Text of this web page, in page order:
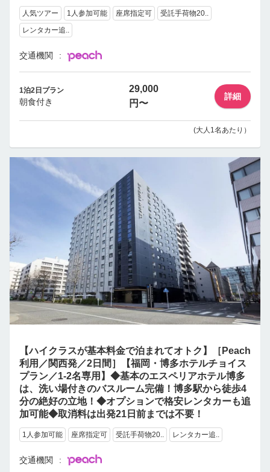
人気ツアー 1人参加可能 座席指定可
受託手荷物20..
レンタカー追..
交通機関
1泊2日プラン
朝食付き
29,000
円〜
詳細
(大人1名あたり）
【ハイクラスが基本料金で泊まれてオトク】［Peach
利用／関西発／2日間］【福岡・博多ホテルチョイス
プラン／1-2名専用】◆基本のエスペリアホテル博多
は、洗い場付きのバスルーム完備！博多駅から徒歩4
分の絶好の立地！◆オプションで格安レンタカーも追
加可能◆取消料は出発21日前までは不要！
1人参加可能 座席指定可 受託手荷物20.. レンタカー追..
交通機関